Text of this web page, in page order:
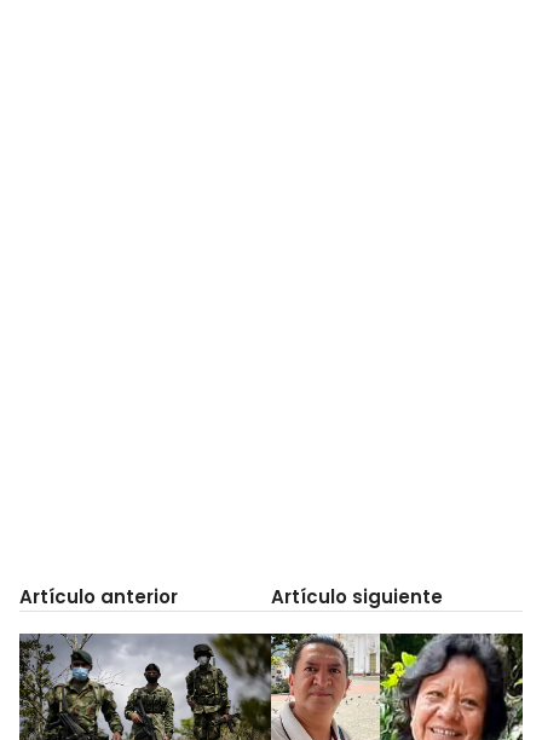
Artículo anterior Artículo siguiente